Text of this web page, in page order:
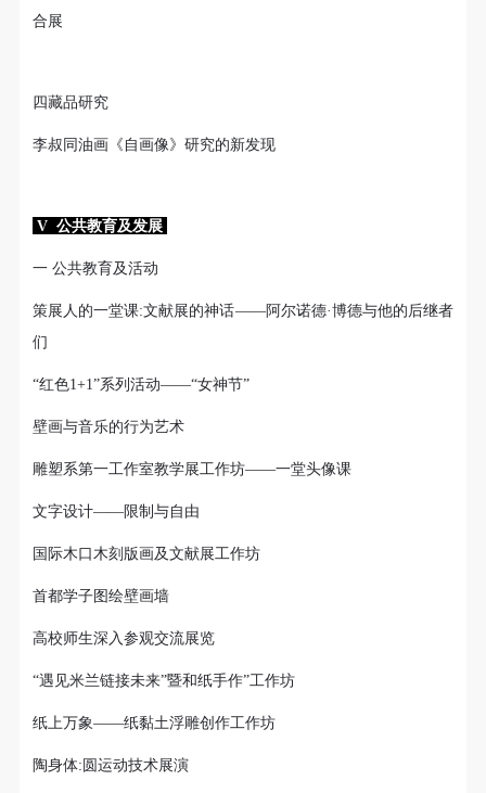
合展
四藏品研究
李叔同油画《自画像》研究的新发现
V 公共教育及发展
一 公共教育及活动
策展人的一堂课:文献展的神话——阿尔诺德·博德与他的后继者
们
“红色1+1”系列活动——“女神节”
壁画与音乐的行为艺术
雕塑系第一工作室教学展工作坊——一堂头像课
文字设计——限制与自由
国际木口木刻版画及文献展工作坊
首都学子图绘壁画墙
高校师生深入参观交流展览
“遇见米兰链接未来”暨和纸手作”工作坊
纸上万象——纸黏土浮雕创作工作坊
陶身体:圆运动技术展演